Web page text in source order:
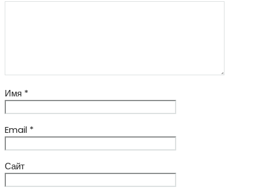
Имя *
Email *
Сайт